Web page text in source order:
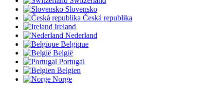
Slovensko
Česká republika
Ireland
Nederland
Belgique
België
Portugal
Belgien
Norge